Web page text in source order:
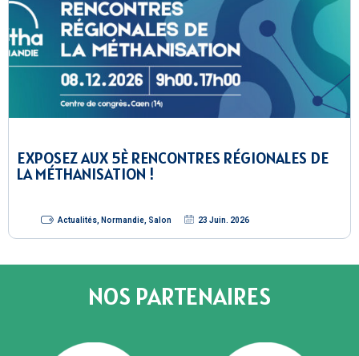
EXPOSEZ AUX 5È RENCONTRES RÉGIONALES DE
LA MÉTHANISATION !
Actualités Normandie Salon 23 Juin. 2026
NOS PARTENAIRES